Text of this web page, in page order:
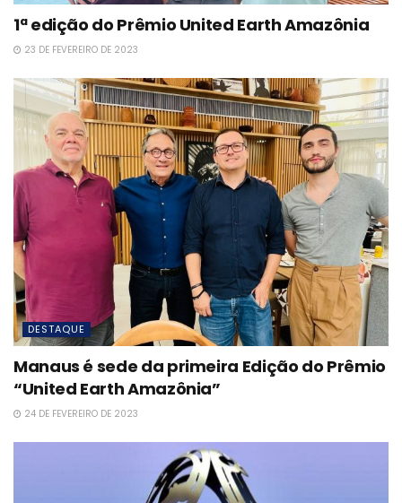
1ª edição do Prêmio United Earth Amazônia
23 DE FEVEREIRO DE 2023
DESTAQUE
Manaus é sede da primeira Edição do Prêmio
“United Earth Amazônia”
24 DE FEVEREIRO DE 2023